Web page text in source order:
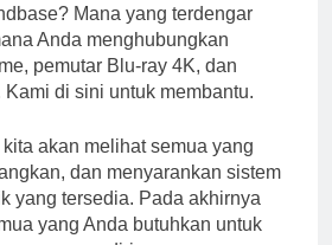
Mana yang terdengar
Anda menghubungkan
pemutar Blu-ray 4K, dan
Kami di sini untuk membantu.
akan melihat semua yang
dan menyarankan sistem
yang tersedia. Pada akhirnya
yang Anda butuhkan untuk